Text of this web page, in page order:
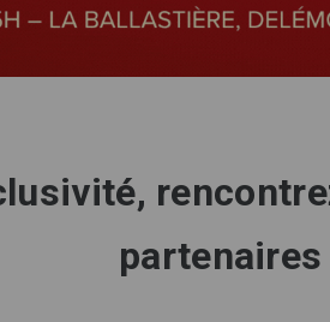
partenaires